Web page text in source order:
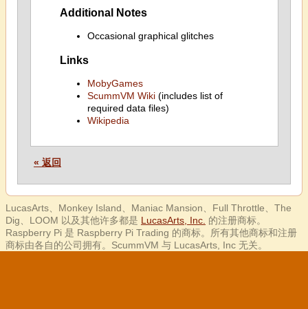
Additional Notes
Occasional graphical glitches
Links
MobyGames
ScummVM Wiki(includes list of
required data files)
Wikipedia
« 返回
LucasArts、Monkey Island、Maniac Mansion、Full Throttle、The
Dig、LOOM 以及其他许多都是 LucasArts, Inc. 的注册商标。
Raspberry Pi 是 Raspberry Pi Trading 的商标。所有其他商标和注册
商标由各自的公司拥有。ScummVM 与 LucasArts, Inc 无关。